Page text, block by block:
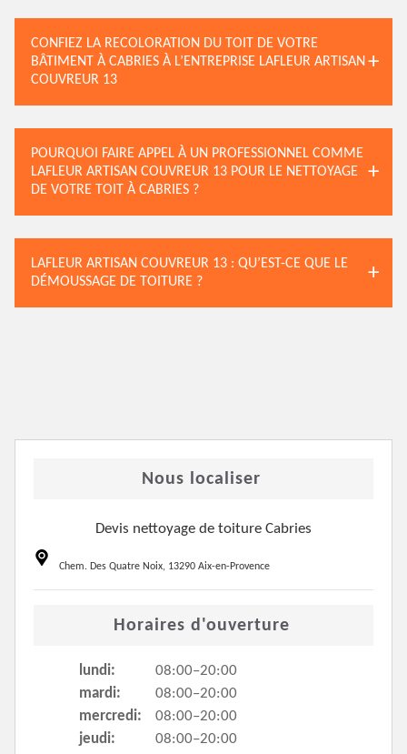
CONFIEZ LA RECOLORATION DU TOIT DE VOTRE
BÂTIMENT À CABRIES À L’ENTREPRISE LAFLEUR ARTISAN
COUVREUR 13
POURQUOI FAIRE APPEL À UN PROFESSIONNEL COMME
LAFLEUR ARTISAN COUVREUR 13 POUR LE NETTOYAGE
DE VOTRE TOIT À CABRIES ?
LAFLEUR ARTISAN COUVREUR 13 : QU’EST-CE QUE LE
DÉMOUSSAGE DE TOITURE ?
Nous localiser
Devis nettoyage de toiture Cabries
Chem. Des Quatre Noix, 13290 Aix-en-Provence
Horaires d'ouverture
lundi:
08:00–20:00
mardi:
08:00–20:00
mercredi:
08:00–20:00
jeudi:
08:00–20:00